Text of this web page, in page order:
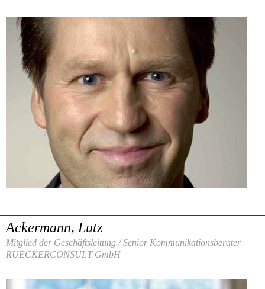
Ackermann, Lutz
Mitglied der Geschäftsleitung / Senior Kommunikationsberater
RUECKERCONSULT GmbH